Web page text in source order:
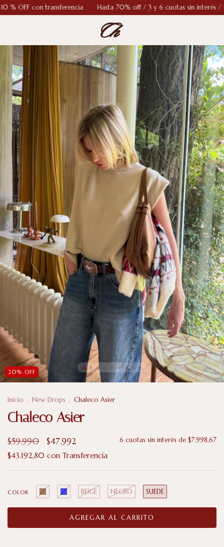
con transferencia Hasta 70% off / 3 y 6 cuotas sin interés / 10 %
20% OFF
Inicio . New Drops . Chaleco Asier
Chaleco Asier
$59.990 $47.992 6 cuotas sin interés de $7.998,67
$43.192,80 con Transferencia
COLOR BEIGE NEGRO SUEDE